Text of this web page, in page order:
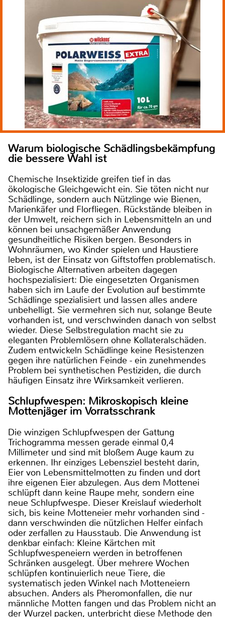
Warum biologische Schädlingsbekämpfung
die bessere Wahl ist
Chemische Insektizide greifen tief in das
ökologische Gleichgewicht ein. Sie töten nicht nur
Schädlinge, sondern auch Nützlinge wie Bienen,
Marienkäfer und Florfliegen. Rückstände bleiben in
der Umwelt, reichern sich in Lebensmitteln an und
können bei unsachgemäßer Anwendung
gesundheitliche Risiken bergen. Besonders in
Wohnräumen, wo Kinder spielen und Haustiere
leben, ist der Einsatz von Giftstoffen problematisch.
Biologische Alternativen arbeiten dagegen
hochspezialisiert: Die eingesetzten Organismen
haben sich im Laufe der Evolution auf bestimmte
Schädlinge spezialisiert und lassen alles andere
unbehelligt. Sie vermehren sich nur, solange Beute
vorhanden ist, und verschwinden danach von selbst
wieder. Diese Selbstregulation macht sie zu
eleganten Problemlösern ohne Kollateralschäden.
Zudem entwickeln Schädlinge keine Resistenzen
gegen ihre natürlichen Feinde - ein zunehmendes
Problem bei synthetischen Pestiziden, die durch
häufigen Einsatz ihre Wirksamkeit verlieren.
Schlupfwespen: Mikroskopisch kleine
Mottenjäger im Vorratsschrank
Die winzigen Schlupfwespen der Gattung
Trichogramma messen gerade einmal 0,4
Millimeter und sind mit bloßem Auge kaum zu
erkennen. Ihr einziges Lebensziel besteht darin,
Eier von Lebensmittelmotten zu finden und dort
ihre eigenen Eier abzulegen. Aus dem Mottenei
schlüpft dann keine Raupe mehr, sondern eine
neue Schlupfwespe. Dieser Kreislauf wiederholt
sich, bis keine Motteneier mehr vorhanden sind -
dann verschwinden die nützlichen Helfer einfach
oder zerfallen zu Hausstaub. Die Anwendung ist
denkbar einfach: Kleine Kärtchen mit
Schlupfwespeneiern werden in betroffenen
Schränken ausgelegt. Über mehrere Wochen
schlüpfen kontinuierlich neue Tiere, die
systematisch jeden Winkel nach Motteneiern
absuchen. Anders als Pheromonfallen, die nur
männliche Motten fangen und das Problem nicht an
der Wurzel packen, unterbricht diese Methode den